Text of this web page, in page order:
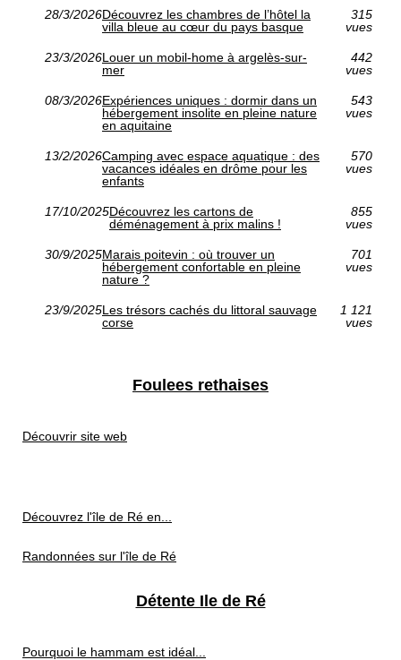
28/3/2026Découvrez les chambres de l’hôtel la
villa bleue au cœur du pays basque
315
vues
23/3/2026Louer un mobil-home à argelès-sur-
mer
442
vues
08/3/2026Expériences uniques : dormir dans un
hébergement insolite en pleine nature
en aquitaine
543
vues
13/2/2026Camping avec espace aquatique : des
vacances idéales en drôme pour les
enfants
570
vues
17/10/2025Découvrez les cartons de
déménagement à prix malins !
855
vues
30/9/2025Marais poitevin : où trouver un
hébergement confortable en pleine
nature ?
701
vues
23/9/2025Les trésors cachés du littoral sauvage
corse
1 121
vues
Foulees rethaises
Découvrir site web
Découvrez l'île de Ré en...
Randonnées sur l'île de Ré
Détente Ile de Ré
Pourquoi le hammam est idéal...